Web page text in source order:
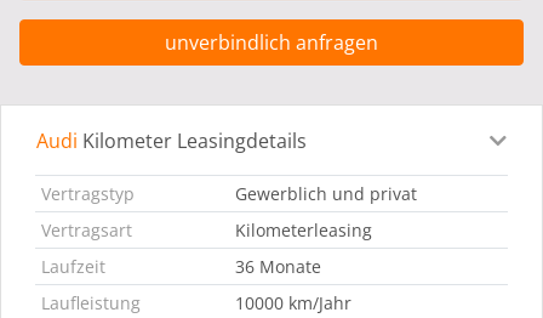
unverbindlich anfragen
Leasingdetails Fahrzeugdetails
Audi Kilometer Leasingdetails
Vertragstyp
Gewerblich und privat
Vertragsart
Kilometerleasing
Laufzeit
36 Monate
Laufleistung
10000 km/Jahr